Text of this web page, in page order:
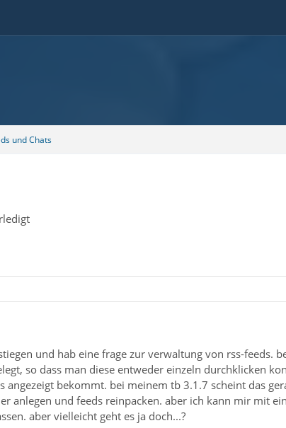
und Chats
und hab eine frage zur verwaltung von rss-feeds.
so dass man diese entweder einzeln durchklicken
bekommt. bei meinem tb 3.1.7 scheint das
anlegen und feeds reinpacken. aber ich kann mir mit
aber vielleicht geht es ja doch...?